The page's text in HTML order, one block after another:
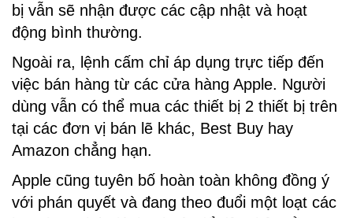
bị vẫn sẽ nhận được các cập nhật và hoạt
động bình thường.
Ngoài ra, lệnh cấm chỉ áp dụng trực tiếp đến
việc bán hàng từ các cửa hàng Apple. Người
dùng vẫn có thể mua các thiết bị 2 thiết bị trên
tại các đơn vị bán lẽ khác, Best Buy hay
Amazon chẳng hạn.
Apple cũng tuyên bố hoàn toàn không đồng ý
với phán quyết và đang theo đuổi một loạt các